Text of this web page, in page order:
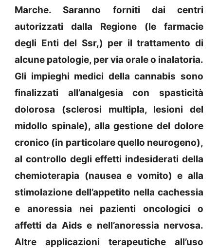
Marche. Saranno forniti dai centri
autorizzati dalla Regione (le farmacie
degli Enti del Ssr,) per il trattamento di
alcune patologie, per via orale o inalatoria.
Gli impieghi medici della cannabis sono
finalizzati all’analgesia con spasticità
dolorosa (sclerosi multipla, lesioni del
midollo spinale), alla gestione del dolore
cronico (in particolare quello neurogeno),
al controllo degli effetti indesiderati della
chemioterapia (nausea e vomito) e alla
stimolazione dell’appetito nella cachessia
e anoressia nei pazienti oncologici o
affetti da Aids e nell’anoressia nervosa.
Altre applicazioni terapeutiche all’uso